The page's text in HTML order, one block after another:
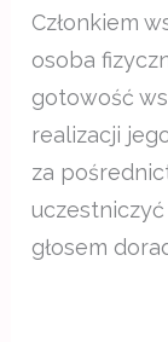
Członkiem
osoba
gotowość
realizacji
za
głosem